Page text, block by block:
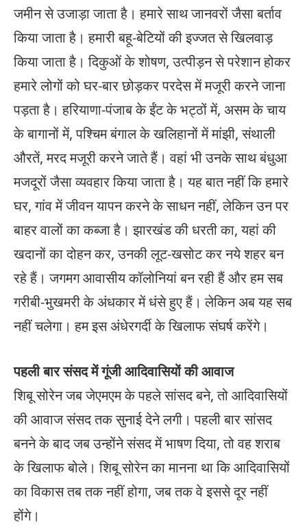
जमीन से उजाड़ा जाता है। हमारे साथ जानवरों जैसा बर्ताव
किया जाता है। हमारी बहू-बेटियों की इज्जत से खिलवाड़
किया जाता है। दिकुओं के शोषण, उत्पीड़न से परेशान होकर
हमारे लोगों को घर-बार छोड़कर परदेस में मजूरी करने जाना
पड़ता है। हरियाणा-पंजाब के ईंट के भट्ठों में, असम के चाय
के बागानों में, पश्चिम बंगाल के खलिहानों में मांझी, संथाली
औरतें, मरद मजूरी करने जाते हैं। वहां भी उनके साथ बंधुआ
मजदूरों जैसा व्यवहार किया जाता है। यह बात नहीं कि हमारे
घर, गांव में जीवन यापन करने के साधन नहीं, लेकिन उन पर
बाहर वालों का कब्जा है। झारखंड की धरती का, यहां की
खदानों का दोहन कर, उनकी लूट-खसोट कर नये शहर बन
रहे हैं। जगमग आवासीय कॉलोनियां बन रही हैं और हम सब
गरीबी-भुखमरी के अंधकार में धंसे हुए हैं। लेकिन अब यह सब
नहीं चलेगा। हम इस अंधेरगर्दी के खिलाफ संघर्ष करेंगे।
पहली बार संसद में गूंजी आदिवासियों की आवाज
शिबू सोरेन जब जेएमएम के पहले सांसद बने, तो आदिवासियों
की आवाज संसद तक सुनाई देने लगी। पहली बार सांसद
बनने के बाद जब उन्होंने संसद में भाषण दिया, तो वह शराब
के खिलाफ बोले। शिबू सोरेन का मानना था कि आदिवासियों
का विकास तब तक नहीं होगा, जब तक वे इससे दूर नहीं
होंगे।